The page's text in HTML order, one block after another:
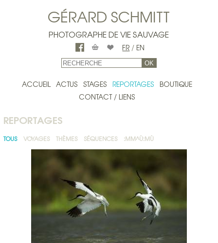
GÉRARD SCHMITT
PHOTOGRAPHE DE VIE SAUVAGE
FR / EN
OK
ACCUEIL ACTUS STAGES REPORTAGES
BOUTIQUE
CONTACT / LIENS
REPORTAGES
TOUS VOYAGES THÈMES SÉQUENCES :MM^Ù:MÙ